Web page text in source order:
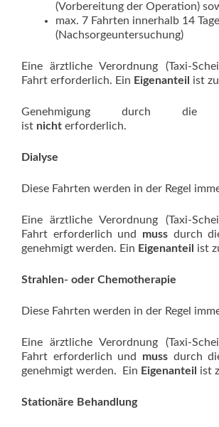
(Vorbereitung der Operation)
max. 7 Fahrten innerhalb 14
(Nachsorgeuntersuchung)
Eine ärztliche Verordnung (Taxi-
Fahrt erforderlich. Ein Eigenanteil ist
Genehmigung durch die
ist nicht erforderlich.
Dialyse
Diese Fahrten werden in der Regel
Eine ärztliche Verordnung (Taxi-
Fahrt erforderlich und muss durch
genehmigt werden. Ein Eigenanteil ist
Strahlen- oder Chemotherapie
Diese Fahrten werden in der Regel
Eine ärztliche Verordnung (Taxi-
Fahrt erforderlich und muss durch
genehmigt werden. Ein Eigenanteil ist
Stationäre Behandlung